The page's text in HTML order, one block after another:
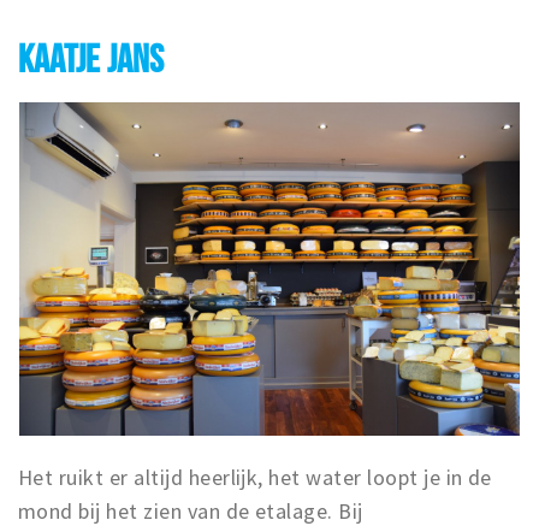
KAATJE JANS
Het ruikt er altijd heerlijk, het water loopt je in de
mond bij het zien van de etalage. Bij